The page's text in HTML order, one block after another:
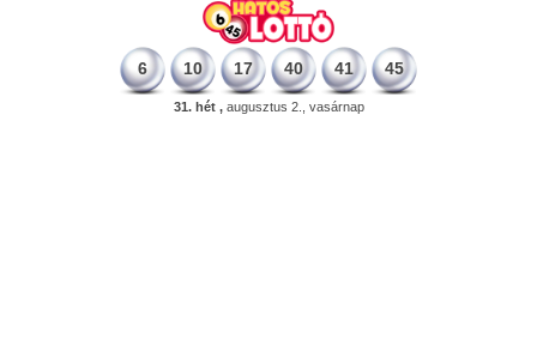
6 10 17 40 41 45
31. hét ,augusztus 2., vasárnap